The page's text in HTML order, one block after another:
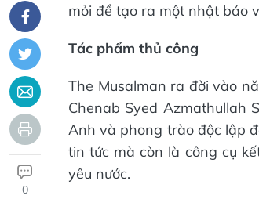
0
mỏi để tạo ra một nhật báo
Tác phẩm thủ công
The Musalman ra đời vào
Chenab Syed Azmathullah
Anh và phong trào độc lập
tin tức mà còn là công cụ
yêu nước.